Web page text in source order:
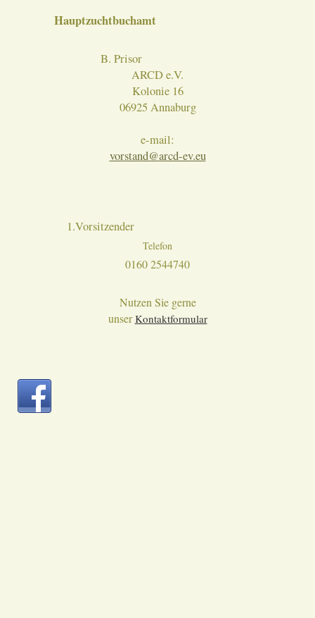
Hauptzuchtbuchamt
B. Prisor
ARCD e.V.
Kolonie 16
06925 Annaburg
e-mail:
vorstand@arcd-ev.eu
1.Vorsitzender
Telefon
0160 2544740
Nutzen Sie gerne
unser Kontaktformular